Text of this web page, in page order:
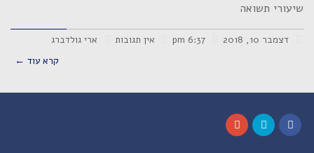
שיעורי תשואה
דצמבר 10, 2018 אין תגובות
ארי גולדברג
קרא עוד ←